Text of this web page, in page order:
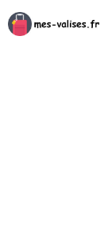
Aller
au